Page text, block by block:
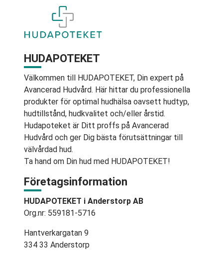
HUDAPOTEKET
Välkommen till HUDAPOTEKET, Din expert på
Avancerad Hudvård. Här hittar du professionella
produkter för optimal hudhälsa oavsett hudtyp,
hudtillstånd, hudkvalitet och/eller årstid.
Hudapoteket är Ditt proffs på Avancerad
Hudvård och ger Dig bästa förutsättningar till
välvårdad hud.
Ta hand om Din hud med HUDAPOTEKET!
Företagsinformation
HUDAPOTEKET i Anderstorp AB
Org.nr: 559181-5716
Hantverkargatan 9
334 33 Anderstorp